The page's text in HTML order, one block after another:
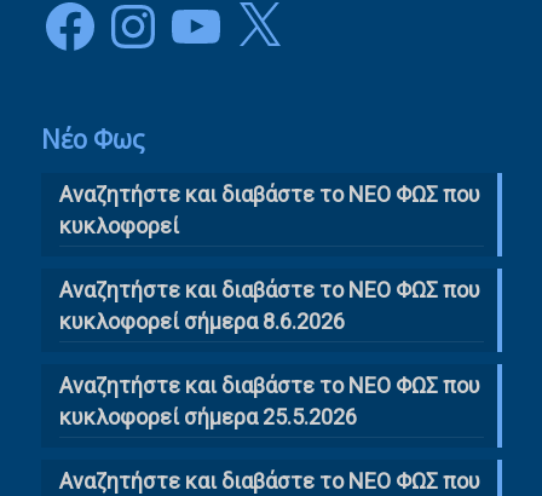
FacebookInstagramYouTube
X
Νέο Φως
Αναζητήστε και διαβάστε το NΕΟ ΦΩΣ που
κυκλοφορεί
Αναζητήστε και διαβάστε το ΝΕΟ ΦΩΣ που
κυκλοφορεί σήμερα 8.6.2026
Αναζητήστε και διαβάστε το ΝΕΟ ΦΩΣ που
κυκλοφορεί σήμερα 25.5.2026
Αναζητήστε και διαβάστε το ΝΕΟ ΦΩΣ που